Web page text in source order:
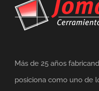
Más de 25 años
posiciona como uno de